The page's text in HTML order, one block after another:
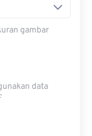
gambar
data